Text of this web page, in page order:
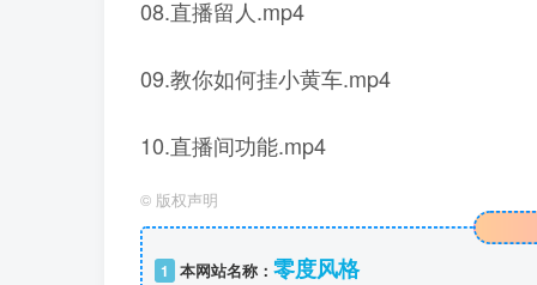
08.直播留人.mp4
09.教你如何挂小黄车.mp4
10.直播间功能.mp4
© 版权声明
1 本网站名称： 零度风格